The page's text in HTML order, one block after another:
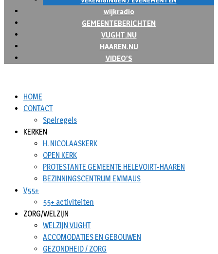
wijkradio
GEMEENTEBERICHTEN
VUGHT.NU
HAAREN.NU
VIDEO’S
HOME
CONTACT
Spelregels
KERKEN
H. NICOLAASKERK
OPEN KERK
PROTESTANTE GEMEENTE HELEVOIRT-HAAREN
BEZINNINGSCENTRUM EMMAUS
V55+
55+ activiteiten
ZORG/WELZIJN
WELZIJN VUGHT
ACCOMODATIES EN GEBOUWEN
GEZONDHEID / ZORG